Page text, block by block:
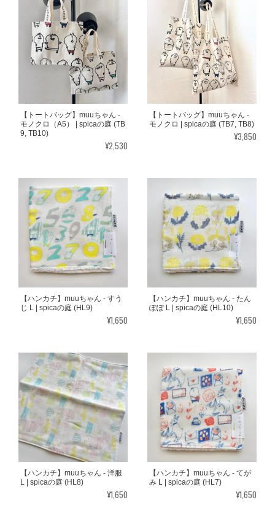
【トートバッグ】muuちゃん -
モノクロ（A5） | spicaの庭 (TB
9, TB10)
¥2,530
【トートバッグ】muuちゃん -
モノクロ | spicaの庭 (TB7, TB8)
¥3,850
【ハンカチ】muuちゃん - すう
じ L | spicaの庭 (HL9)
¥1,650
【ハンカチ】muuちゃん - たん
ぽぽ L | spicaの庭 (HL10)
¥1,650
【ハンカチ】muuちゃん - 洋服
L | spicaの庭 (HL8)
¥1,650
【ハンカチ】muuちゃん - てが
み L | spicaの庭 (HL7)
¥1,650